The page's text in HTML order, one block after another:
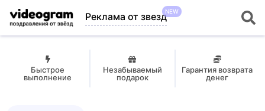
Реклама от звездNEW
Быстрое
выполнение
Незабываемый
подарок
Гарантия возврата
денег